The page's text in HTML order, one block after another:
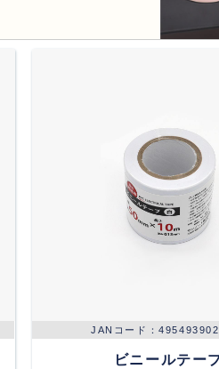
ビニールテー